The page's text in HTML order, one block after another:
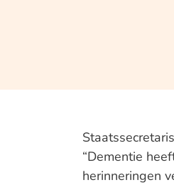
“Dementie
herinneringen